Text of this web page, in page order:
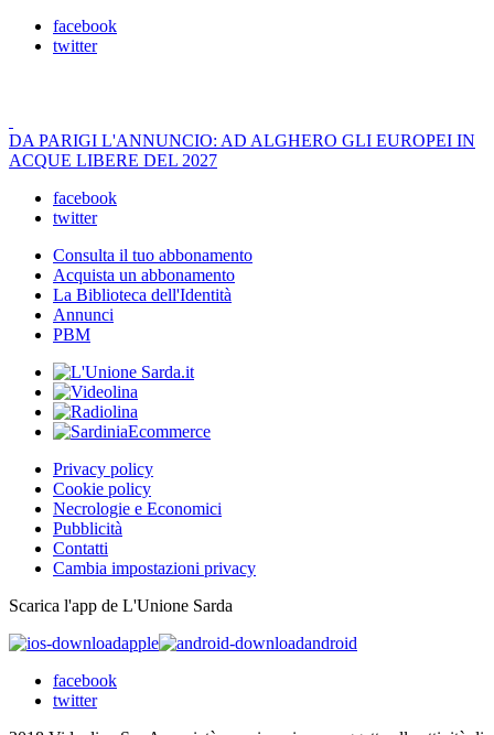
facebook
twitter
DA PARIGI L'ANNUNCIO: AD ALGHERO GLI EUROPEI IN
ACQUE LIBERE DEL 2027
facebook
twitter
Consulta il tuo abbonamento
Acquista un abbonamento
La Biblioteca dell'Identità
Annunci
PBM
Privacy policy
Cookie policy
Necrologie e Economici
Pubblicità
Contatti
Cambia impostazioni privacy
Scarica l'app de L'Unione Sarda
apple
android
facebook
twitter